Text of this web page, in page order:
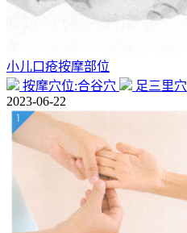
小儿口疮按摩部位
按摩穴位:合谷穴
足三里穴
2023-06-22